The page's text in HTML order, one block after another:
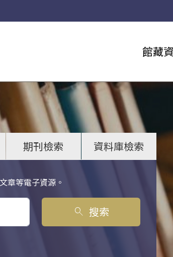
館藏
期刊檢索 資料庫檢索
章等電子資源。
search 搜索